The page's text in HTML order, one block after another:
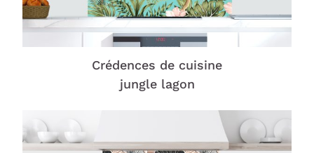
Crédences de cuisine
jungle lagon